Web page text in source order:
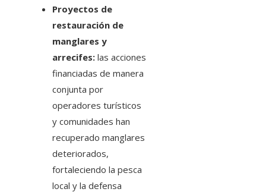
Proyectos de
restauración de
manglares y
arrecifes: las acciones
financiadas de manera
conjunta por
operadores turísticos
y comunidades han
recuperado manglares
deteriorados,
fortaleciendo la pesca
local y la defensa